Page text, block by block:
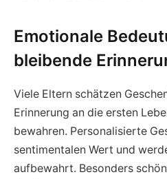
Emotionale
bleibende
Viele Eltern schätzen
Erinnerung an die ersten
bewahren. Personalisierte
sentimentalen Wert und
aufbewahrt. Besonders